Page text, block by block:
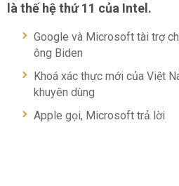
là thế hệ thứ 11 của Intel.
Google và Microsoft tài trợ
ông Biden
Khoá xác thực mới của Việt
khuyên dùng
Apple gọi, Microsoft trả lời